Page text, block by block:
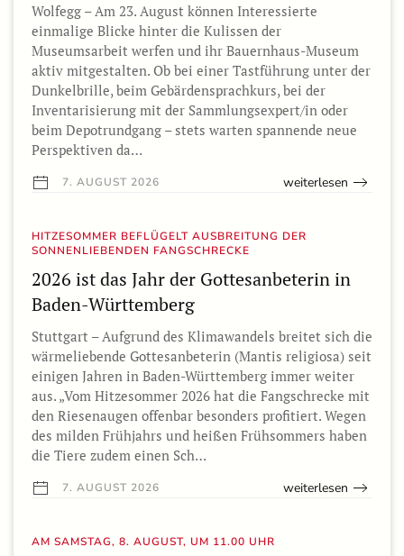
Wolfegg – Am 23. August können Interessierte
einmalige Blicke hinter die Kulissen der
Museumsarbeit werfen und ihr Bauernhaus-Museum
aktiv mitgestalten. Ob bei einer Tastführung unter der
Dunkelbrille, beim Gebärdensprachkurs, bei der
Inventarisierung mit der Sammlungsexpert/in oder
beim Depotrundgang – stets warten spannende neue
Perspektiven da…
7. AUGUST 2026 weiterlesen
HITZESOMMER BEFLÜGELT AUSBREITUNG DER
SONNENLIEBENDEN FANGSCHRECKE
2026 ist das Jahr der Gottesanbeterin in
Baden-Württemberg
Stuttgart – Aufgrund des Klimawandels breitet sich die
wärmeliebende Gottesanbeterin (Mantis religiosa) seit
einigen Jahren in Baden-Württemberg immer weiter
aus. „Vom Hitzesommer 2026 hat die Fangschrecke mit
den Riesenaugen offenbar besonders profitiert. Wegen
des milden Frühjahrs und heißen Frühsommers haben
die Tiere zudem einen Sch…
7. AUGUST 2026 weiterlesen
AM SAMSTAG, 8. AUGUST, UM 11.00 UHR